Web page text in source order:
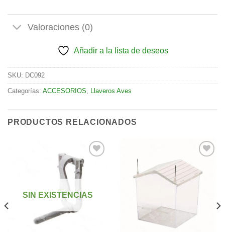
Valoraciones (0)
Añadir a la lista de deseos
SKU: DC092
Categorías: ACCESORIOS, Llaveros Aves
PRODUCTOS RELACIONADOS
lista de
SIN EXISTENCIAS